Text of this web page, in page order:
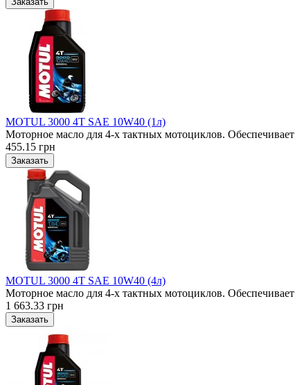
MOTUL 3000 4T SAE 10W40 (1л)
Моторное масло для 4-х тактных мотоциклов.
455.15 грн
MOTUL 3000 4T SAE 10W40 (4л)
Моторное масло для 4-х тактных мотоциклов.
1 663.33 грн